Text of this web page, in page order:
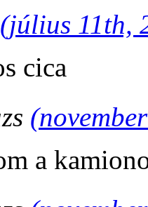
(július 11th,
cica
a